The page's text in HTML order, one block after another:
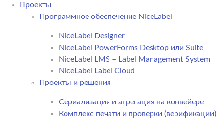
Проекты
Программное обеспечение NiceLabel
NiceLabel Designer
NiceLabel PowerForms Desktop или Suite
NiceLabel LMS – Label Management System
NiceLabel Label Cloud
Проекты и решения
Сериализация и агрегация на конвейере
Комплекс печати и проверки (верификации)